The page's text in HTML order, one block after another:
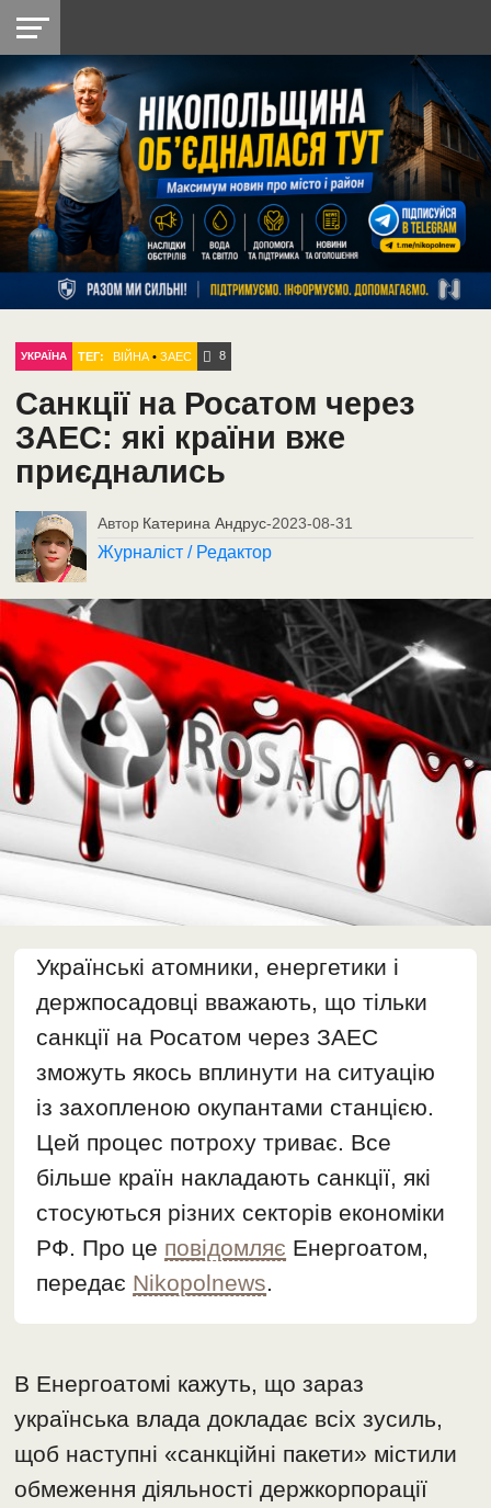
НІКОПОЛЬ
РАЙОН
СІЧЕСЛАВСЬКА
УКРАЇНА
РЕТРО
НІКОПОЛЬ
ЛАЙТ
УКРАЇНА
ДОПОМОГА
РАДІО
УКРАЇНА ТЕГ: ВІЙНА •ЗАЕС 8
Санкції на Росатом через
ЗАЕС: які країни вже
приєднались
Автор Катерина Андрус-2023-08-31
Журналіст / Редактор
Українські атомники, енергетики і
держпосадовці вважають, що тільки
санкції на Росатом через ЗАЕС
зможуть якось вплинути на ситуацію
із захопленою окупантами станцією.
Цей процес потроху триває. Все
більше країн накладають санкції, які
стосуються різних секторів економіки
РФ. Про це повідомляє Енергоатом,
передає Nikopolnews.
В Енергоатомі кажуть, що зараз
українська влада докладає всіх зусиль,
щоб наступні «санкційні пакети» містили
обмеження діяльності держкорпорації